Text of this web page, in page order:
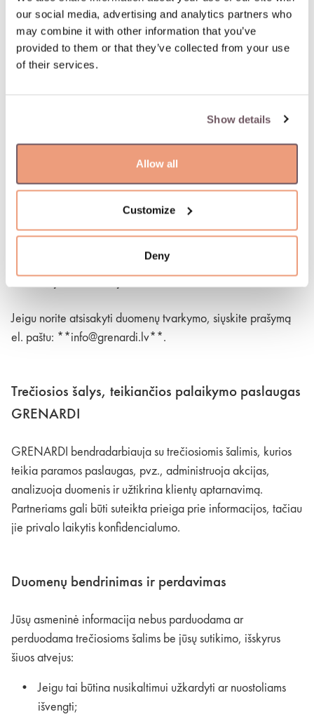
our social media, advertising and analytics partners who
may combine it with other information that you’ve
provided to them or that they’ve collected from your use
of their services.
Show details
Allow all
Customize
Deny
Asmeninės informacijos naudojimas
periodiškai su jumis susisiekti. Pavyzdžiui, galime atsiųsti
Jūsų asmeninę informaciją naudosime ir siekdami pagerinti
mūsų rinkodaros kampanijas, atlikti statistinę svetainės
naudojimo analizę bei tobulinti svetainės funkcijas ir turinį.
Atsisakymas tvarkyti duomenis
Jeigu norite atsisakyti duomenų tvarkymo, siųskite prašymą
el. paštu: **info@grenardi.lv**.
Trečiosios šalys, teikiančios palaikymo paslaugas
GRENARDI
GRENARDI bendradarbiauja su trečiosiomis šalimis, kurios
teikia paramos paslaugas, pvz., administruoja akcijas,
analizuoja duomenis ir užtikrina klientų aptarnavimą.
Partneriams gali būti suteikta prieiga prie informacijos, tačiau
jie privalo laikytis konfidencialumo.
Duomenų bendrinimas ir perdavimas
Jūsų asmeninė informacija nebus parduodama ar
perduodama trečiosioms šalims be jūsų sutikimo, išskyrus
šiuos atvejus:
Jeigu tai būtina nusikaltimui užkardyti ar nuostoliams
išvengti;